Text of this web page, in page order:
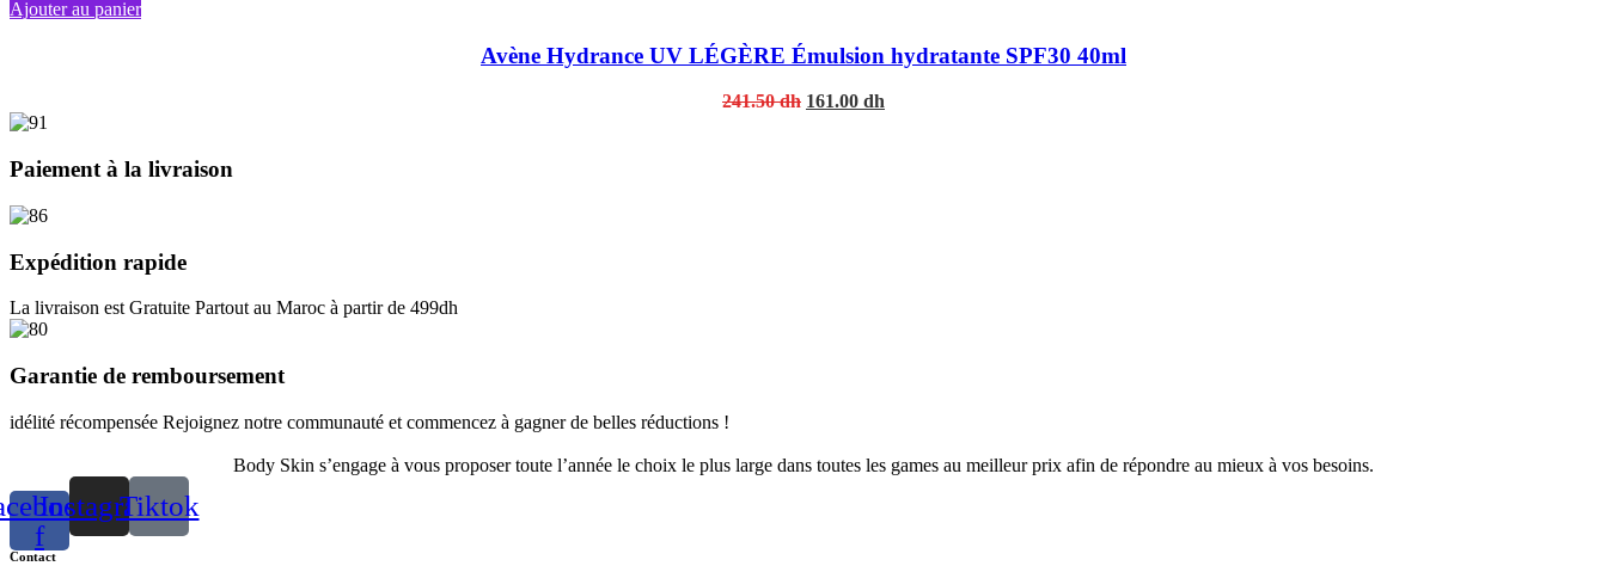
Ajouter au panier
Avène Hydrance UV LÉGÈRE Émulsion hydratante SPF30 40ml
241.50dh Original
161.00 dh
Paiement à la livraison
Expédition rapide
La livraison est Gratuite Partout au Maroc à partir de 499dh
Garantie de remboursement
idélité récompensée Rejoignez notre communauté et commencez à gagner de belles réductions !
Body Skin s’engage à vous proposer toute l’année le choix le plus large dans toutes les games au meilleur prix afin de répondre au mieux à vos besoins.
f
InstagramTiktok
Contact